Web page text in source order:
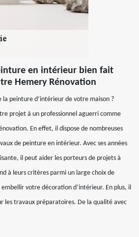
en intérieur bien fait
Hemery Rénovation
la peinture d’intérieur de votre maison ?
projet à un professionnel aguerri comme
En effet, il dispose de nombreuses
de peinture en intérieur. Avec ses années
il peut aider les porteurs de projets à
à leurs critères parmi un large choix de
votre décoration d’intérieur. En plus, il
les travaux préparatoires. De la qualité avec